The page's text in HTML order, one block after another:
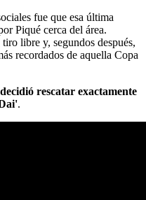
fue que esa última
Piqué cerca del área.
libre y, segundos después,
recordados de aquella Copa
rescatar exactamente
.